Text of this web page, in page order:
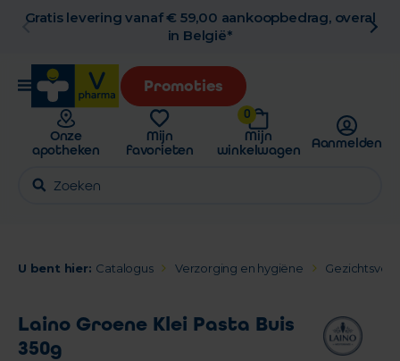
Gratis levering vanaf € 59,00 aankoopbedrag, overal
in België*
Promoties
Onze
apotheken
Mijn
favorieten
0
Mijn
winkelwagen
Aanmelden
U bent hier: Catalogus Verzorging en hygiëne
Laino Groene Klei Pasta Buis
350g